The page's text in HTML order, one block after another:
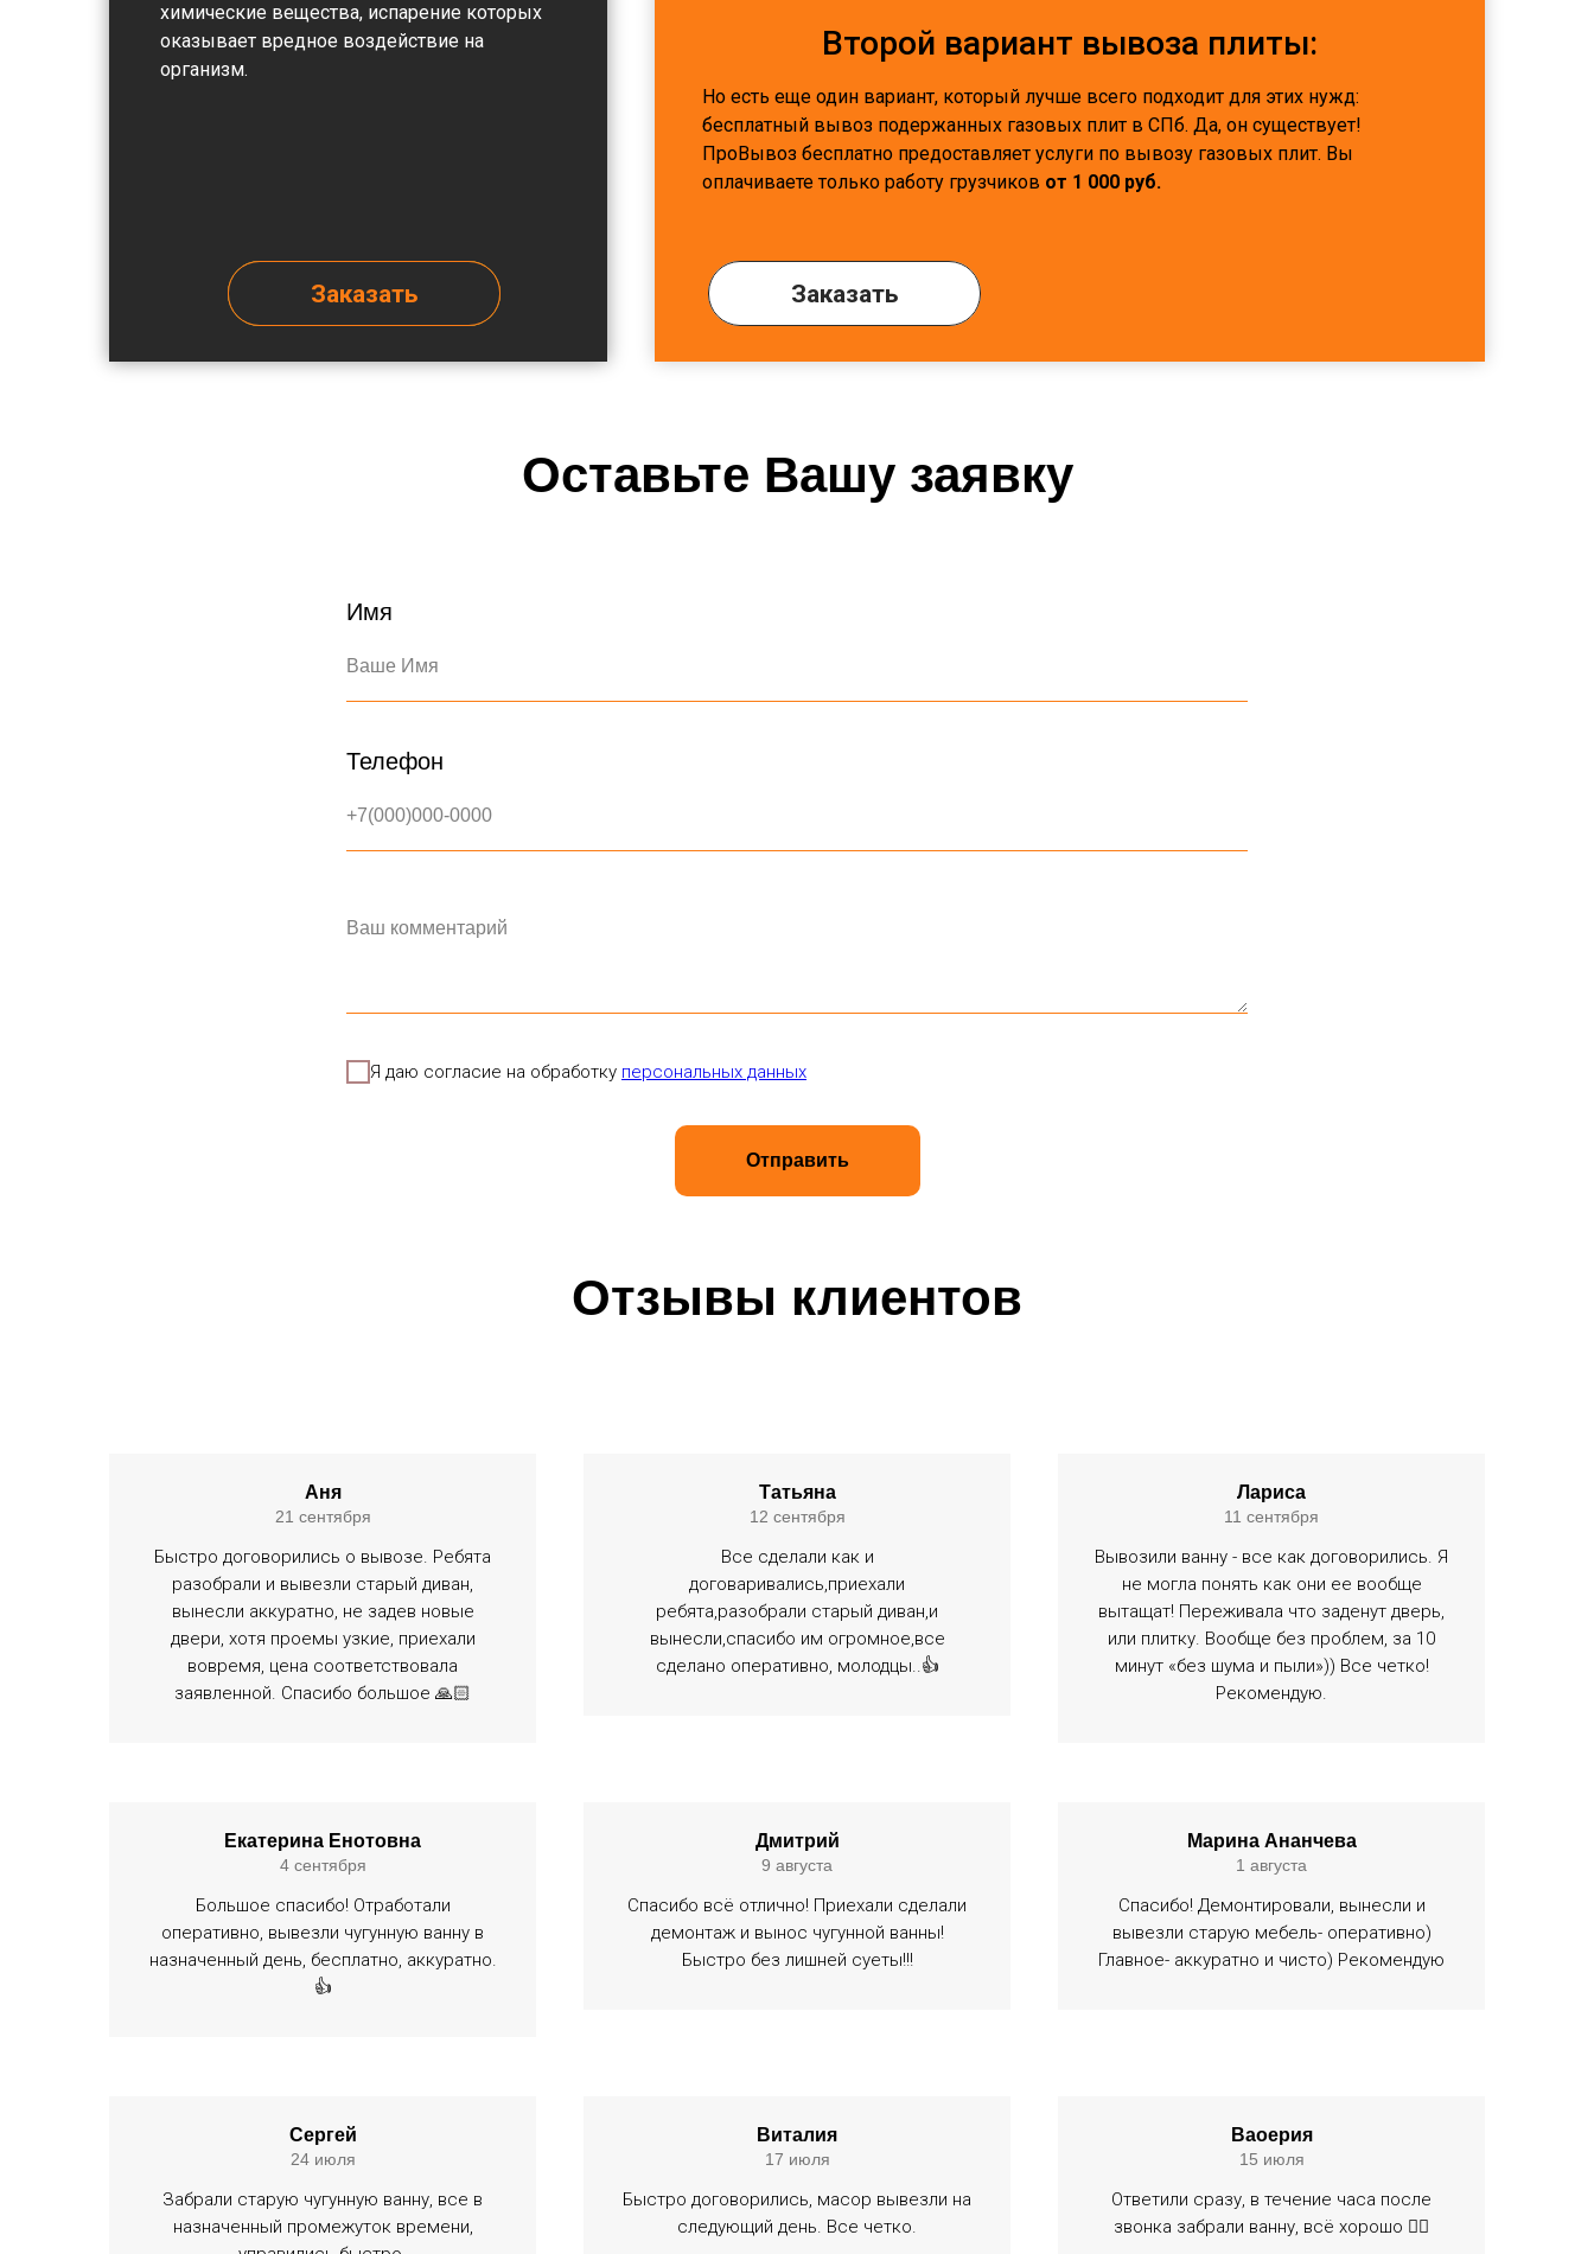
химические вещества, испарение которых
оказывает вредное воздействие на
организм.
Заказать
Но есть еще один вариант, который лучше всего подходит для этих нужд:
бесплатный вывоз подержанных газовых плит в СПб. Да, он существует!
ПроВывоз бесплатно предоставляет услуги по вывозу газовых плит. Вы
оплачиваете только работу грузчиков от 1 000 руб.
Второй вариант вывоза плиты:
Заказать
Оставьте Вашу заявку
Имя
Ваше Имя
Телефон
+7(000)000-0000
Ваш комментарий
Я даю согласие на обработку персональных данных
Отправить
Отзывы клиентов
Аня
21 сентября
Быстро договорились о вывозе. Ребята
разобрали и вывезли старый диван,
вынесли аккуратно, не задев новые
двери, хотя проемы узкие, приехали
вовремя, цена соответствовала
заявленной. Спасибо большое 🙏🏻
Татьяна
12 сентября
Все сделали как и
договаривались,приехали
ребята,разобрали старый диван,и
вынесли,спасибо им огромное,все
сделано оперативно, молодцы..👍
Лариса
11 сентября
Вывозили ванну - все как договорились. Я
не могла понять как они ее вообще
вытащат! Переживала что заденут дверь,
или плитку. Вообще без проблем, за 10
минут «без шума и пыли»)) Все четко!
Рекомендую.
Екатерина Енотовна
4 сентября
Большое спасибо! Отработали
оперативно, вывезли чугунную ванну в
назначенный день, бесплатно, аккуратно.
👍
Дмитрий
9 августа
Спасибо всё отлично! Приехали сделали
демонтаж и вынос чугунной ванны!
Быстро без лишней суеты!!!
Марина Ананчева
1 августа
Спасибо! Демонтировали, вынесли и
вывезли старую мебель- оперативно)
Главное- аккуратно и чисто) Рекомендую
Сергей
24 июля
Забрали старую чугунную ванну, все в
назначенный промежуток времени,
Виталия
17 июля
Быстро договорились, масор вывезли на
следующий день. Все четко.
Ваоерия
15 июля
Ответили сразу, в течение часа после
звонка забрали ванну, всё хорошо 👍🏻